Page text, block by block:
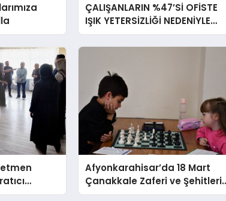
ÇALIŞANLARIN %47’Sİ OFİSTE
IŞIK YETERSİZLİĞİ NEDENİYLE
YORGUN HİSSEDİYOR
Afyonkarahisar’da 18 Mart
Çanakkale Zaferi ve Şehitleri
Anma Günü Satranç